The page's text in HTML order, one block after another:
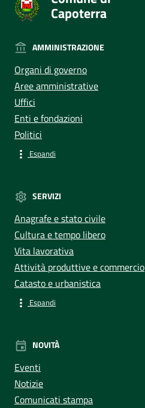
Capoterra
AMMINISTRAZIONE
Organi di governo
Aree amministrative
Uffici
Enti e fondazioni
Politici
Espandi
SERVIZI
Anagrafe e stato civile
Cultura e tempo libero
Vita lavorativa
Attività produttive e commercio
Catasto e urbanistica
Espandi
NOVITÀ
Eventi
Notizie
Comunicati stampa